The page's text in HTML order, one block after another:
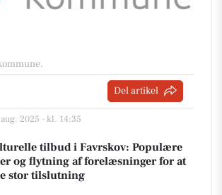
.
Del artikel
2025 - kl. 14:35
tilbud i Favrskov: Populære
og flytning af forelæsninger for at
stor tilslutning